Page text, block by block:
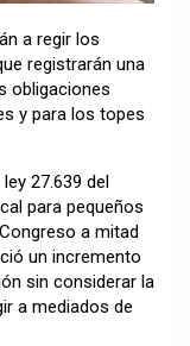
a regir los
registrarán una
obligaciones
y para los topes
27.639 del
para pequeños
a mitad
un incremento
sin considerar la
a mediados de